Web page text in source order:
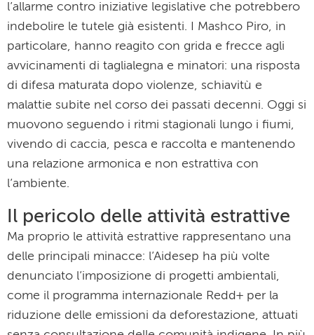
l’allarme contro iniziative legislative che potrebbero
indebolire le tutele già esistenti. I Mashco Piro, in
particolare, hanno reagito con grida e frecce agli
avvicinamenti di taglialegna e minatori: una risposta
di difesa maturata dopo violenze, schiavitù e
malattie subite nel corso dei passati decenni. Oggi si
muovono seguendo i ritmi stagionali lungo i fiumi,
vivendo di caccia, pesca e raccolta e mantenendo
una relazione armonica e non estrattiva con
l’ambiente.
Il pericolo delle attività estrattive
Ma proprio le attività estrattive rappresentano una
delle principali minacce: l’Aidesep ha più volte
denunciato l’imposizione di progetti ambientali,
come il programma internazionale Redd+ per la
riduzione delle emissioni da deforestazione, attuati